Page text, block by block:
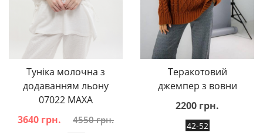
Туніка молочна з
додаванням льону
07022 MAXA
3640 грн.
4550 грн.
Теракотовий
джемпер з вовни
2200 грн.
42-52